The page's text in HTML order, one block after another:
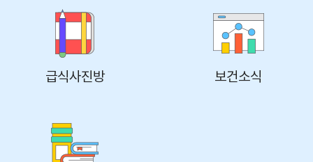
급식사진방 보건소식